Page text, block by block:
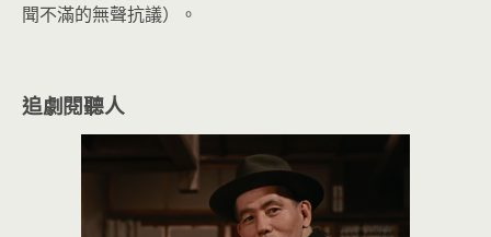
聞不滿的無聲抗議）。
追劇閱聽人